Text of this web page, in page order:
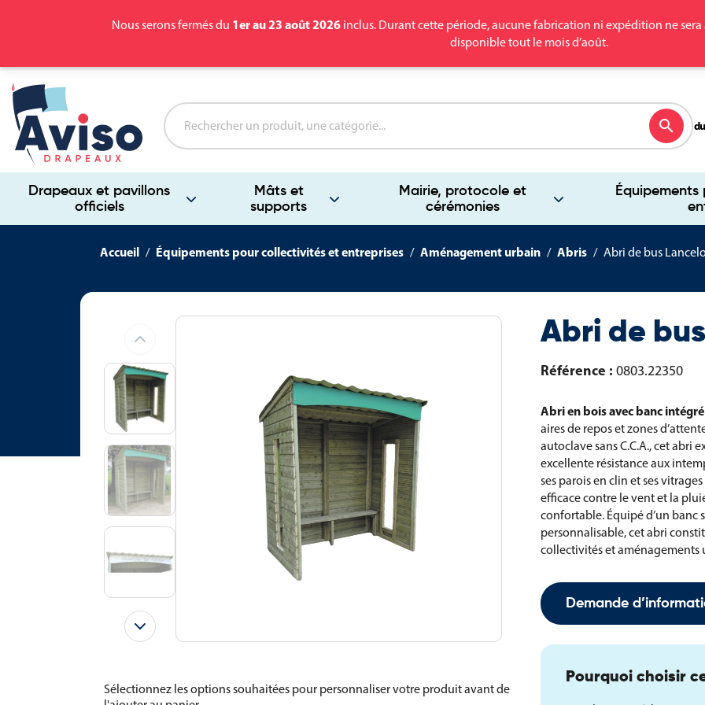
Nous serons fermés du 1er au 23 août 2026 inclus. Durant cette période, aucune fabrication ni expédition ne
disponible tout le mois d’août.
Drapeaux et pavillons
officiels
Mâts et
supports
Mairie, protocole et
cérémonies
search
Accueil Équipements pour collectivités et entreprises Aménagement urbain Abris Abri de bus
Sélectionnez les options souhaitées pour personnaliser votre produit avant de
Abri de
Référence : 0803.22350
Abri en bois avec banc intégré
aires de repos et zones
autoclave sans C.C.A., cet abri
excellente résistance aux
ses parois en clin et ses
efficace contre le vent et la
confortable. Équipé d’un banc
personnalisable, cet abri
collectivités et aménagements
Demande
Pourquoi choisir